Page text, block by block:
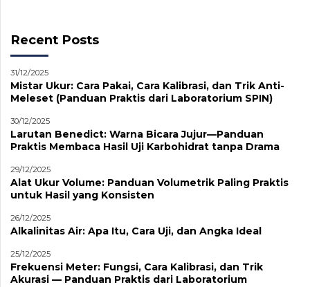
Recent Posts
31/12/2025
Mistar Ukur: Cara Pakai, Cara Kalibrasi, dan Trik Anti-
Meleset (Panduan Praktis dari Laboratorium SPIN)
30/12/2025
Larutan Benedict: Warna Bicara Jujur—Panduan
Praktis Membaca Hasil Uji Karbohidrat tanpa Drama
29/12/2025
Alat Ukur Volume: Panduan Volumetrik Paling Praktis
untuk Hasil yang Konsisten
26/12/2025
Alkalinitas Air: Apa Itu, Cara Uji, dan Angka Ideal
25/12/2025
Frekuensi Meter: Fungsi, Cara Kalibrasi, dan Trik
Akurasi — Panduan Praktis dari Laboratorium